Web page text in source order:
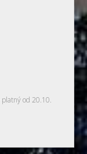
od 20.10.